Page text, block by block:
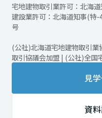
宅地建物取引業許可：北海
建設業許可：北海道知事(
号
(公社)北海道宅地建物取引
取引協議会加盟 | (公社)全国
見
資